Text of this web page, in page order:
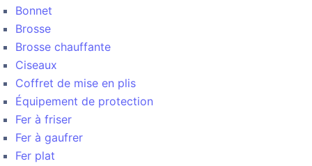
Bonnet
Brosse
Brosse chauffante
Ciseaux
Coffret de mise en plis
Équipement de protection
Fer à friser
Fer à gaufrer
Fer plat